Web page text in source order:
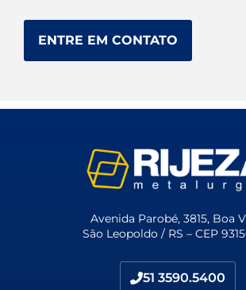
ENTRE EM CONTATO
Avenida Parobé, 3815, Boa
São Leopoldo / RS – CEP
51 3590.5400